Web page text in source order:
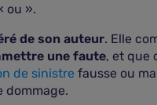
ou ».
de son auteur. Elle
une faute, et que
de sinistre fausse ou
dommage.